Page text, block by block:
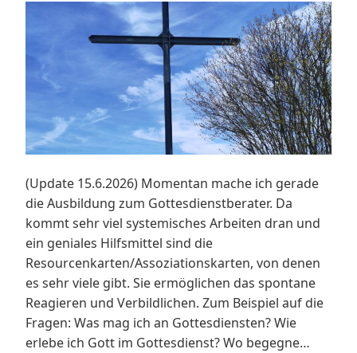
(Update 15.6.2026) Momentan mache ich gerade
die Ausbildung zum Gottesdienstberater. Da
kommt sehr viel systemisches Arbeiten dran und
ein geniales Hilfsmittel sind die
Resourcenkarten/Assoziationskarten, von denen
es sehr viele gibt. Sie ermöglichen das spontane
Reagieren und Verbildlichen. Zum Beispiel auf die
Fragen: Was mag ich an Gottesdiensten? Wie
erlebe ich Gott im Gottesdienst? Wo begegne…